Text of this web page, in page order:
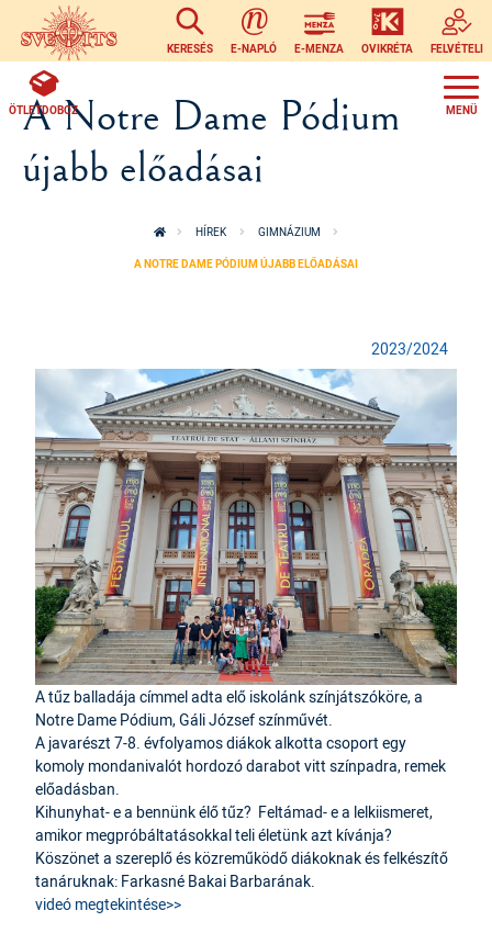
Ugrás a tartalomra
KERESÉS E-NAPLÓ E-MENZA OVIKRÉTA FELVÉTELI
ÖTLETDOBOZ
A Notre Dame Pódium
újabb előadásai
HÍREK GIMNÁZIUM
A NOTRE DAME PÓDIUM ÚJABB ELŐADÁSAI
2023/2024
A tűz balladája címmel adta elő iskolánk színjátszóköre, a
Notre Dame Pódium, Gáli József színművét.
A javarészt 7-8. évfolyamos diákok alkotta csoport egy
komoly mondanivalót hordozó darabot vitt színpadra, remek
előadásban.
Kihunyhat- e a bennünk élő tűz? Feltámad- e a lelkiismeret,
amikor megpróbáltatásokkal teli életünk azt kívánja?
Köszönet a szereplő és közreműködő diákoknak és felkészítő
tanáruknak: Farkasné Bakai Barbarának.
videó megtekintése>>